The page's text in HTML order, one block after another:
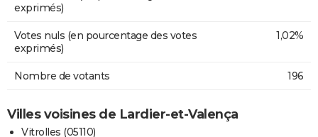
exprimés)
Votes nuls (en pourcentage des votes
exprimés)
1,02%
Nombre de votants 196
Villes voisines de Lardier-et-Valença
Vitrolles (05110)